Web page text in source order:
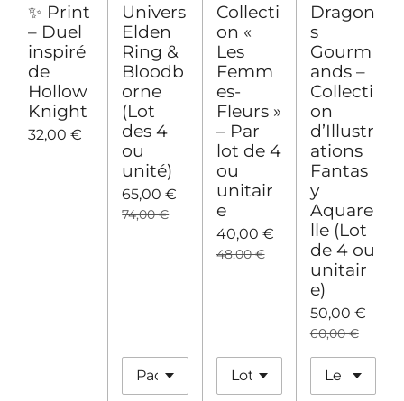
✨ Print
– Duel
inspiré
de
Hollow
Knight
32,00 €
Univers
Elden
Ring &
Bloodb
orne
(Lot
des 4
ou
unité)
65,00 €
74,00 €
Collecti
on «
Les
Femm
es-
Fleurs »
– Par
lot de 4
ou
unitair
e
40,00 €
48,00 €
Dragon
s
Gourm
ands –
Collecti
on
d’Illustr
ations
Fantas
y
Aquare
lle (Lot
de 4 ou
unitair
e)
50,00 €
60,00 €